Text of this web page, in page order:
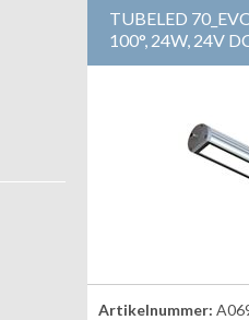
TUBELED
100°, 24W, 24V
Artikelnummer: